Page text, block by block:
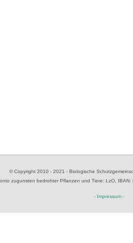
© Copyright 2010 - 2021 - Biologische
zugunsten bedrohter Pflanzen und Tiere: LzO, IBAN:
- Impressum -